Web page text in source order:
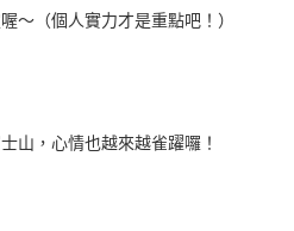
～（個人實力才是重點吧！）
山，心情也越來越雀躍囉！